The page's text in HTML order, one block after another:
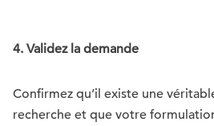
4. Validez la demande
Confirmez qu’il existe une
recherche et que votre